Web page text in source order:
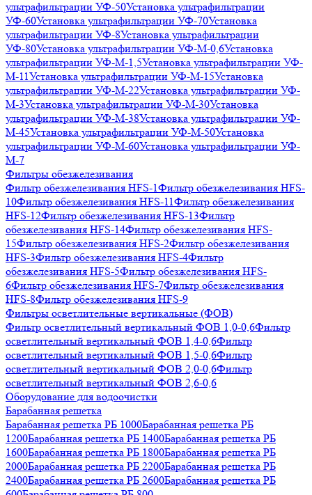
ультрафильтрации УФ-50Установка ультрафильтрации
УФ-60Установка ультрафильтрации УФ-70Установка
ультрафильтрации УФ-8Установка ультрафильтрации
УФ-80Установка ультрафильтрации УФ-М-0,6Установка
ультрафильтрации УФ-М-1,5Установка ультрафильтрации УФ-
М-11Установка ультрафильтрации УФ-М-15Установка
ультрафильтрации УФ-М-22Установка ультрафильтрации УФ-
М-3Установка ультрафильтрации УФ-М-30Установка
ультрафильтрации УФ-М-38Установка ультрафильтрации УФ-
М-45Установка ультрафильтрации УФ-М-50Установка
ультрафильтрации УФ-М-60Установка ультрафильтрации УФ-
М-7
Фильтры обезжелезивания
Фильтр обезжелезивания HFS-1Фильтр обезжелезивания HFS-
10Фильтр обезжелезивания HFS-11Фильтр обезжелезивания
HFS-12Фильтр обезжелезивания HFS-13Фильтр
обезжелезивания HFS-14Фильтр обезжелезивания HFS-
15Фильтр обезжелезивания HFS-2Фильтр обезжелезивания
HFS-3Фильтр обезжелезивания HFS-4Фильтр
обезжелезивания HFS-5Фильтр обезжелезивания HFS-
6Фильтр обезжелезивания HFS-7Фильтр обезжелезивания
HFS-8Фильтр обезжелезивания HFS-9
Фильтры осветлительные вертикальные (ФОВ)
Фильтр осветлительный вертикальный ФОВ 1,0-0,6Фильтр
осветлительный вертикальный ФОВ 1,4-0,6Фильтр
осветлительный вертикальный ФОВ 1,5-0,6Фильтр
осветлительный вертикальный ФОВ 2,0-0,6Фильтр
осветлительный вертикальный ФОВ 2,6-0,6
Оборудование для водоочистки
Барабанная решетка
Барабанная решетка РБ 1000Барабанная решетка РБ
1200Барабанная решетка РБ 1400Барабанная решетка РБ
1600Барабанная решетка РБ 1800Барабанная решетка РБ
2000Барабанная решетка РБ 2200Барабанная решетка РБ
2400Барабанная решетка РБ 2600Барабанная решетка РБ